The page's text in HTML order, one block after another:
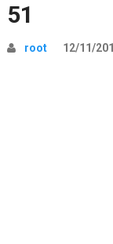
51
root 12/11/